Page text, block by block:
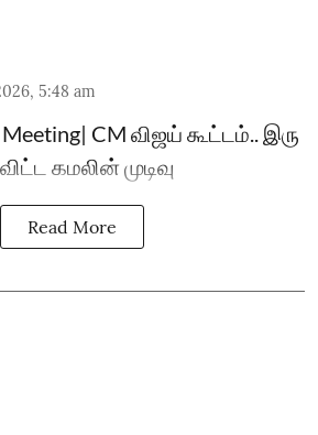
5:48 am
CM விஜய் கூட்டம்.. இரு
கமலின் முடிவு
Read More